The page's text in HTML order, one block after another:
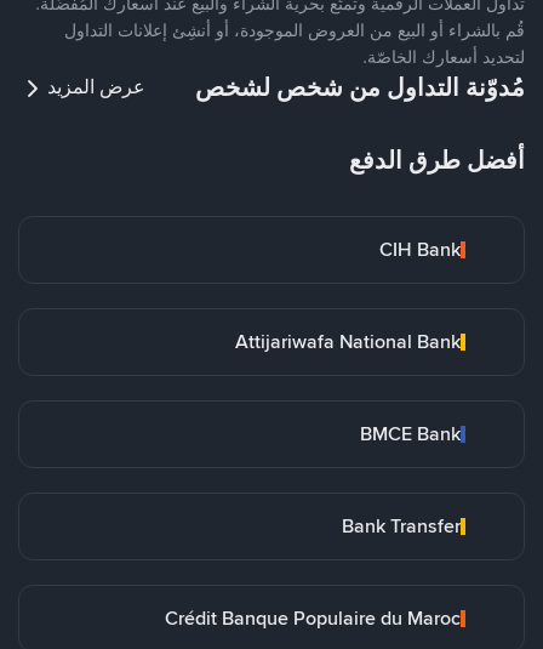
قُم بالشراء أو البيع من العروض الموجودة، أو أنشِئ إعلانات التداول
لتحديد أسعارك الخاصّة.
مُدوّنة التداول من شخص لشخص عرض المزيد
أفضل طرق الدفع
CIH Bank
Attijariwafa National Bank
BMCE Bank
Bank Transfer
Crédit Banque Populaire du Maroc